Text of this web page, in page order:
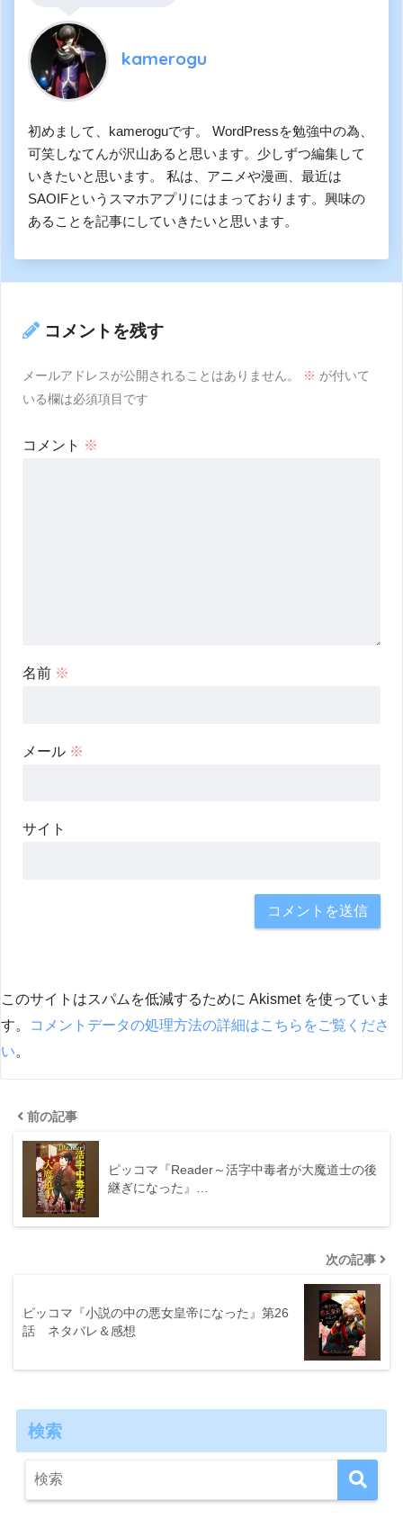
kamerogu
初めまして、kameroguです。 WordPressを勉強中の為、
可笑しなてんが沢山あると思います。少しずつ編集して
いきたいと思います。 私は、アニメや漫画、最近は
SAOIFというスマホアプリにはまっております。興味の
あることを記事にしていきたいと思います。
コメントを残す
メールアドレスが公開されることはありません。 ※ が付いて
いる欄は必須項目です
コメント ※
名前 ※
メール ※
サイト
このサイトはスパムを低減するために Akismet を使っていま
す。
コメントデータの処理方法の詳細はこちらをご覧くださ
い。
前の記事
ピッコマ『Reader～活字中毒者が大魔道士の後
継ぎになった』…
次の記事
ピッコマ『小説の中の悪女皇帝になった』第26
話 ネタバレ＆感想
検索